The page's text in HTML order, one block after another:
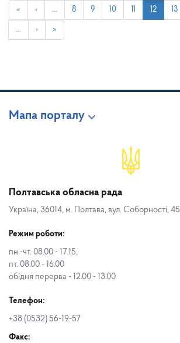
« ‹ … 8 9 10 12 13
… › »
Мапа порталу
Полтавська обласна рада
Україна, 36014, м. Полтава, вул. Соборності, 45
Режим роботи:
пн.-чт. 08.00 - 17.15,
пт. 08.00 - 16.00
обідня перерва - 12.00 - 13.00
Телефон:
+38 (0532) 56-19-57
Факс: